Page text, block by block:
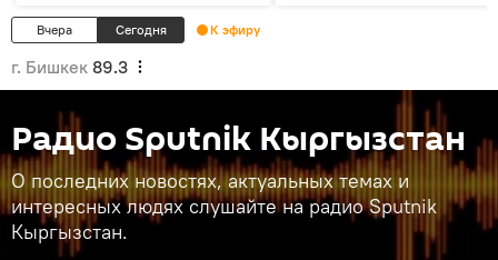
Вчера Сегодня К эфиру
г. Бишкек 89.3
Радио Sputnik Кыргызстан
О последних новостях, актуальных темах и
интересных людях слушайте на радио Sputnik
Кыргызстан.